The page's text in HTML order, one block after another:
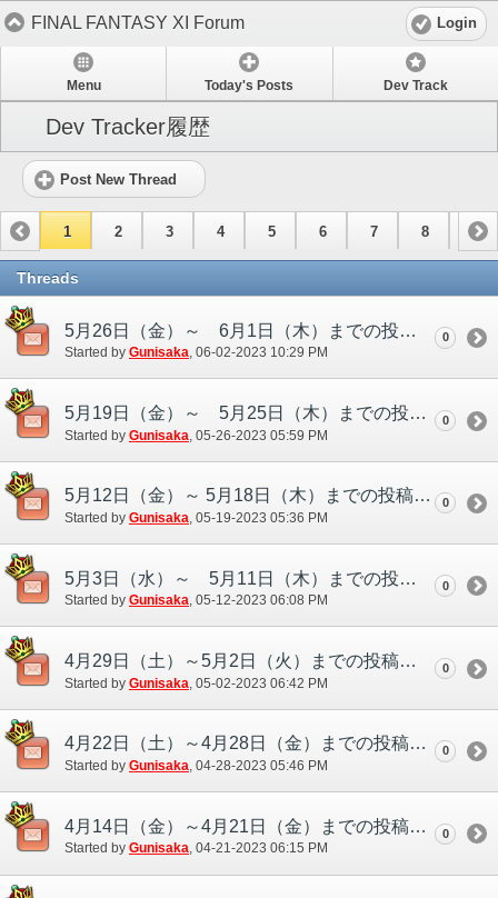
FINAL FANTASY XI Forum Login
Menu Today's Posts Dev Track
Dev Tracker履歴
Post New Thread
1 2 3 4 5 6 7 8 9
10
Threads
5月26日（金）～ 6月1日（木）までの投稿一覧
Started by Gunisaka‎, 06-02-2023 10:29 PM
0
5月19日（金）～ 5月25日（木）までの投稿一覧
Started by Gunisaka ‎, 05-26-2023 05:59 PM
0
5月12日（金）～ 5月18日（木）までの投稿一覧
Started by Gunisaka‎, 05-19-2023 05:36 PM
0
5月3日（水）～ 5月11日（木）までの投稿一覧
Started by Gunisaka‎, 05-12-2023 06:08 PM
0
4月29日（土）～5月2日（火）までの投稿一覧
Started by Gunisaka ‎, 05-02-2023 06:42 PM
0
4月22日（土）～4月28日（金）までの投稿一覧
Started by Gunisaka‎, 04-28-2023 05:46 PM
0
4月14日（金）～4月21日（金）までの投稿一覧
Started by Gunisaka‎, 04-21-2023 06:15 PM
0